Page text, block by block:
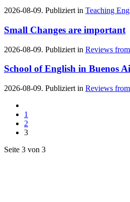
2026-08-09. Publiziert in Teaching
Small Changes are important
2026-08-09. Publiziert in Reviews
School of English in Buenos
2026-08-09. Publiziert in Reviews
1
2
3
Seite 3 von 3